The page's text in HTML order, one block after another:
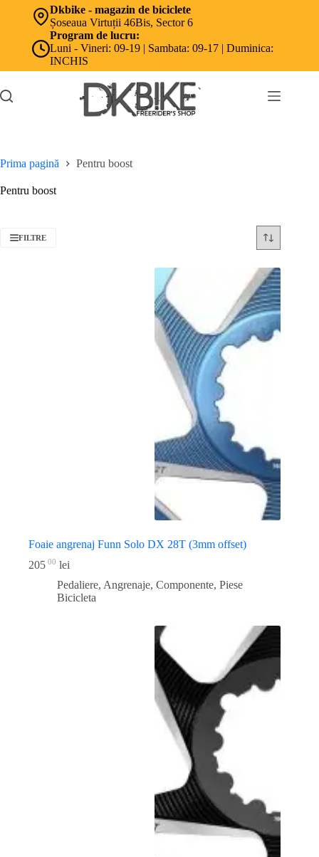
Dkbike - magazin de biciclete
Șoseaua Virtuții 46Bis, Sector 6
Program de lucru:
Luni - Vineri: 09-19 | Sambata: 09-17 | Duminica:
INCHIS
Prima pagină Pentru boost
Pentru boost
FILTRE
Foaie angrenaj Funn Solo DX 28T (3mm offset)
205 00 lei
Pedaliere, Angrenaje, Componente, Piese
Bicicleta